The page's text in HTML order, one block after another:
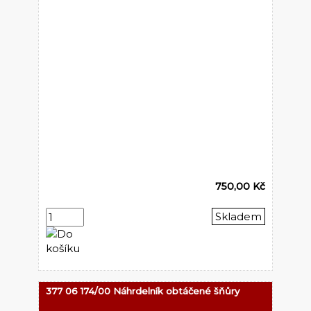
750,00 Kč
Skladem
377 06 174/00 Náhrdelník obtáčené šňůry